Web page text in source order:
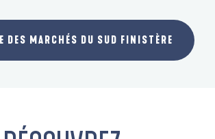
DES MARCHÉS DU SUD FINISTÈRE